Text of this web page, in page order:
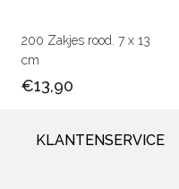
200 Zakjes rood. 7 x 13
cm
€13,90
KLANTENSERVICE